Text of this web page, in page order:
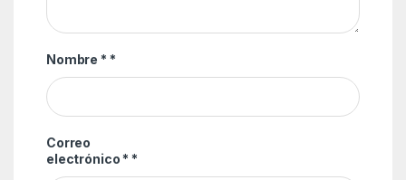
Nombre * *
Correo
electrónico * *